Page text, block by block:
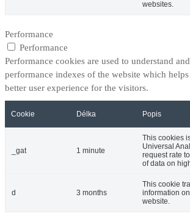
websites.
Performance
Performance
Performance cookies are used to understand
performance indexes of the website which
better user experience for the visitors.
Cookie Délka Popis
_gat 1 minute
This cookies
Universal
request rate
of data on
d 3 months
This cookie
information
website.